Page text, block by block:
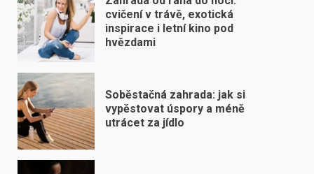
cvičení v trávě, exotická
inspirace i letní kino pod
hvězdami
Soběstačná zahrada: jak si
vypěstovat úspory a méně
utrácet za jídlo